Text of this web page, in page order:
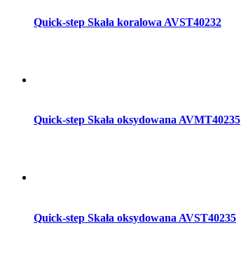
Quick-step Skała koralowa AVST40232
Quick-step Skała oksydowana AVMT40235
Quick-step Skała oksydowana AVST40235